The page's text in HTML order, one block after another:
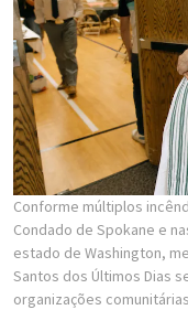
Conforme múltiplos
Condado de Spokane e
estado de Washington,
Santos dos Últimos Dias
organizações